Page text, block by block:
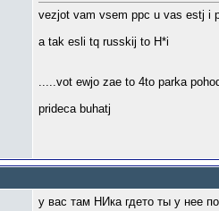
vezjot vam vsem ppc u vas estj i
a tak esli tq russkij to H*i
.....vot ewjo zae to 4to parka
prideca buhatj
у вас там НИка гдето ты у нее